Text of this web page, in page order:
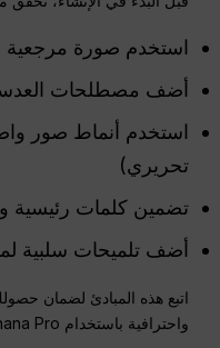
استخدم صورة مرجعية
أضف مصطلحات
استخدم أنماط صور
تحريري)
تضمين كلمات رئيسية
أضف تلميحات سلبية
اتبع هذه المبادئ لضمان
واحترافية باستخدام Nano Banana Pro.